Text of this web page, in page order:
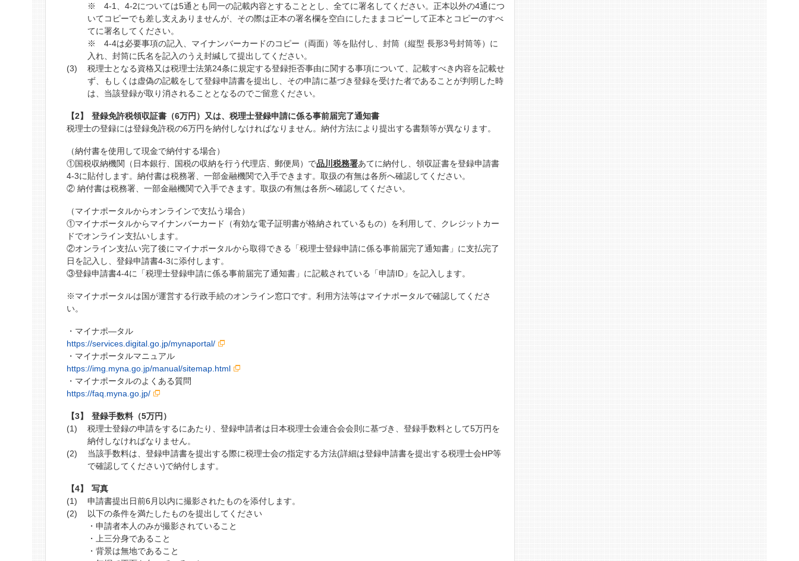
※ 4-1、4-2については5通とも同一の記載内容とすることとし、全てに署名してください。正本以外の4通につ
いてコピーでも差し支えありませんが、その際は正本の署名欄を空白にしたままコピーして正本とコピーのすべ
てに署名してください。
※ 4-4は必要事項の記入、マイナンバーカードのコピー（両面）等を貼付し、封筒（縦型 長形3号封筒等）に
入れ、封筒に氏名を記入のうえ封緘して提出してください。
税理士となる資格又は税理士法第24条に規定する登録拒否事由に関する事項について、記載すべき内容を記載せ
ず、もしくは虚偽の記載をして登録申請書を提出し、その申請に基づき登録を受けた者であることが判明した時
は、当該登録が取り消されることとなるのでご留意ください。
登録免許税領収証書（6万円）又は、税理士登録申請に係る事前届完了通知書
税理士の登録には登録免許税の6万円を納付しなければなりません。納付方法により提出する書類等が異なります。
（納付書を使用して現金で納付する場合）
①国税収納機関（日本銀行、国税の収納を行う代理店、郵便局）で品川税務署あてに納付し、領収証書を登録申請書
4-3に貼付します。納付書は税務署、一部金融機関で入手できます。取扱の有無は各所へ確認してください。
② 納付書は税務署、一部金融機関で入手できます。取扱の有無は各所へ確認してください。
（マイナポータルからオンラインで支払う場合）
①マイナポータルからマイナンバーカード（有効な電子証明書が格納されているもの）を利用して、クレジットカー
ドでオンライン支払いします。
②オンライン支払い完了後にマイナポータルから取得できる「税理士登録申請に係る事前届完了通知書」に支払完了
日を記入し、登録申請書4-3に添付します。
③登録申請書4-4に「税理士登録申請に係る事前届完了通知書」に記載されている「申請ID」を記入します。
※マイナポータルは国が運営する行政手続のオンライン窓口です。利用方法等はマイナポータルで確認してくださ
い。
・マイナポ―タル
https://services.digital.go.jp/mynaportal/
・マイナポータルマニュアル
https://img.myna.go.jp/manual/sitemap.html
・マイナポータルのよくある質問
https://faq.myna.go.jp/
登録手数料（5万円）
税理士登録の申請をするにあたり、登録申請者は日本税理士会連合会会則に基づき、登録手数料として5万円を
納付しなければなりません。
当該手数料は、登録申請書を提出する際に税理士会の指定する方法(詳細は登録申請書を提出する税理士会HP等
で確認してください)で納付します。
写真
申請書提出日前6月以内に撮影されたものを添付します。
以下の条件を満たしたものを提出してください
・申請者本人のみが撮影されていること
・上三分身であること
・背景は無地であること